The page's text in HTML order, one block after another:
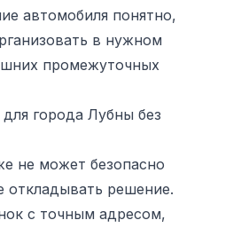
автомобиля понятно,
в нужном
промежуточных
для города Лубны без
не может безопасно
откладывать решение.
с точным адресом,